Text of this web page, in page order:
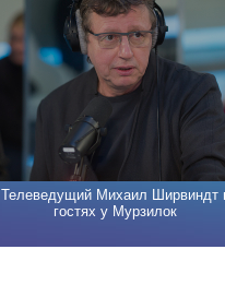
Телеведущий Михаил Ширвиндт
гостях у Мурзилок